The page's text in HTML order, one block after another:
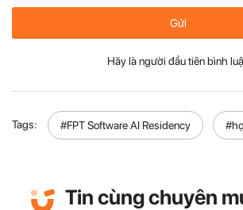
Gửi
Hãy là người đầu tiên bình
Tags: #FPT Software AI Residency
Tin cùng chuyên